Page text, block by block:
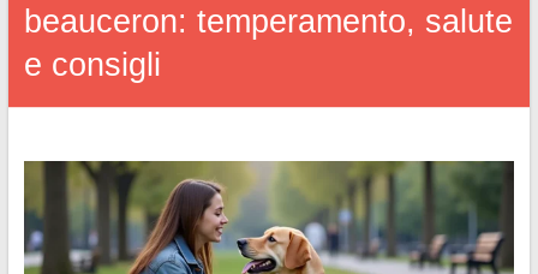
beauceron: temperamento, salute
e consigli